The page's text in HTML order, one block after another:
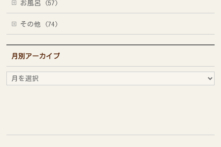
お風呂 (57)
その他 (74)
月別アーカイブ
月
別